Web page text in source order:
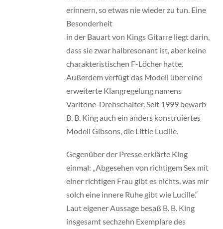
erinnern, so etwas nie wieder zu tun. Eine
Besonderheit
in der Bauart von Kings Gitarre liegt darin,
dass sie zwar halbresonant ist, aber keine
charakteristischen F-Löcher hatte.
Außerdem verfügt das Modell über eine
erweiterte Klangregelung namens
Varitone-Drehschalter. Seit 1999 bewarb
B. B. King auch ein anders konstruiertes
Modell Gibsons, die Little Lucille.
Gegenüber der Presse erklärte King
einmal: „Abgesehen von richtigem Sex mit
einer richtigen Frau gibt es nichts, was mir
solch eine innere Ruhe gibt wie Lucille.“
Laut eigener Aussage besaß B. B. King
insgesamt sechzehn Exemplare des